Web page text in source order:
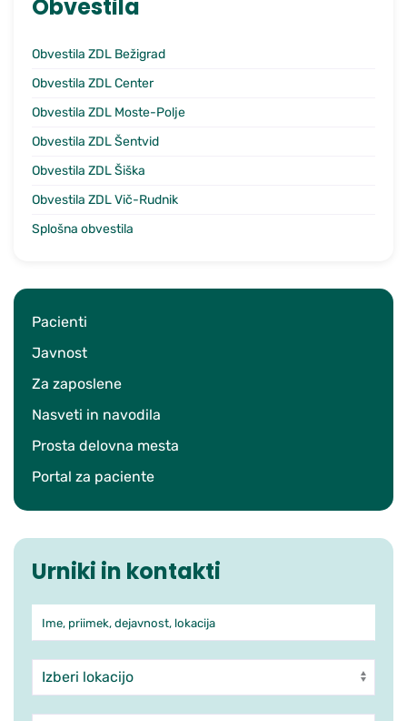
Obvestila
Obvestila ZDL Bežigrad
Obvestila ZDL Center
Obvestila ZDL Moste-Polje
Obvestila ZDL Šentvid
Obvestila ZDL Šiška
Obvestila ZDL Vič-Rudnik
Splošna obvestila
Pacienti
Javnost
Za zaposlene
Nasveti in navodila
Prosta delovna mesta
Portal za paciente
Urniki in kontakti
Iskanje po ambulantah in
Ime, priimek, dejavnost, lokacija
Enota